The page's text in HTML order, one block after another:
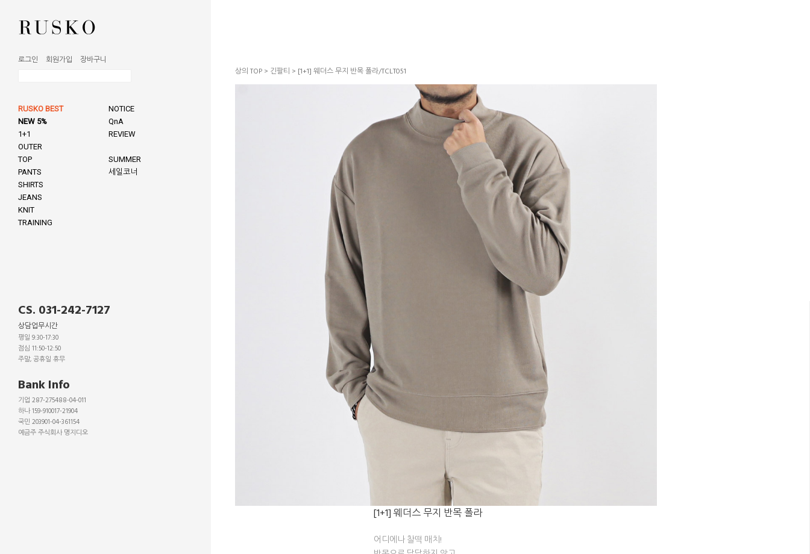
로그인 회원가입 장바구니
RUSKO BEST
NEW 5%
1+1
OUTER
TOP
PANTS
SHIRTS
JEANS
KNIT
TRAINING
NOTICE
QnA
REVIEW
SUMMER
세일코너
CS. 031-242-7127
상담업무시간
평일 9:30-17:30
점심 11:50-12:50
주말, 공휴일 휴무
Bank Info
기업 287-275488-04-011
하나 159-910017-21904
국민 203901-04-361154
예금주 주식회사 명지디오
상의 TOP > 긴팔티 > [1+1] 웨더스 무지 반목 폴라/TCLT051
[1+1] 웨더스 무지 반목 폴라
어디에나 찰떡 매치!